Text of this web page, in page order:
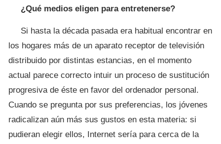
¿Qué medios eligen para entretenerse?
Si hasta la década pasada era habitual encontrar en
los hogares más de un aparato receptor de televisión
distribuido por distintas estancias, en el momento
actual parece correcto intuir un proceso de sustitución
progresiva de éste en favor del ordenador personal.
Cuando se pregunta por sus preferencias, los jóvenes
radicalizan aún más sus gustos en esta materia: si
pudieran elegir ellos, Internet sería para cerca de la